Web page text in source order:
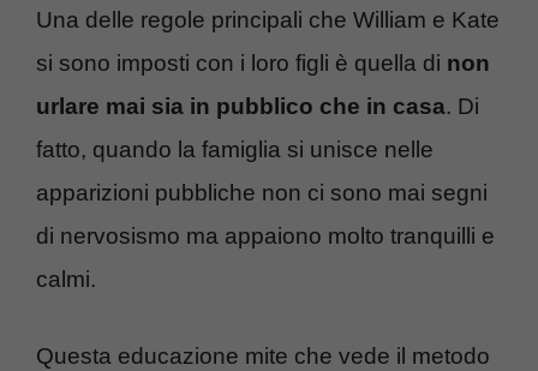
Una delle regole principali che William e Kate
si sono imposti con i loro figli è quella di non
urlare mai sia in pubblico che in casa. Di
fatto, quando la famiglia si unisce nelle
apparizioni pubbliche non ci sono mai segni
di nervosismo ma appaiono molto tranquilli e
calmi.
Questa educazione mite che vede il metodo